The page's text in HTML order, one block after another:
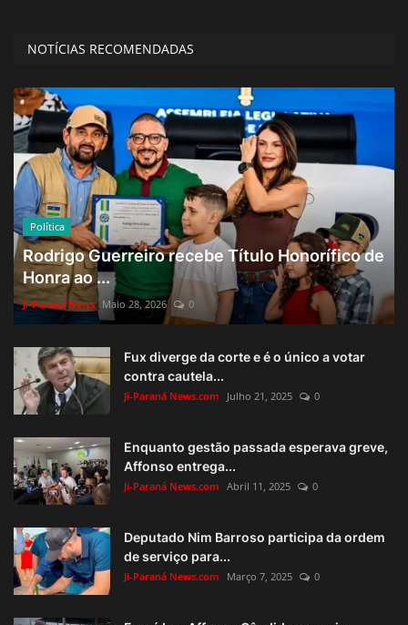
NOTÍCIAS RECOMENDADAS
Política
Rodrigo Guerreiro recebe Título Honorífico de
Honra ao ...
Ji-Paraná News Maio 28, 2026 0
Fux diverge da corte e é o único a votar
contra cautela...
Ji-Paraná News.com Julho 21, 2025 0
Enquanto gestão passada esperava greve,
Affonso entrega...
Ji-Paraná News.com Abril 11, 2025 0
Deputado Nim Barroso participa da ordem
de serviço para...
Ji-Paraná News.com Março 7, 2025 0